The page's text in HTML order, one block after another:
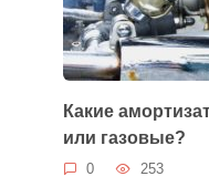
Какие
или газовые?
0 253